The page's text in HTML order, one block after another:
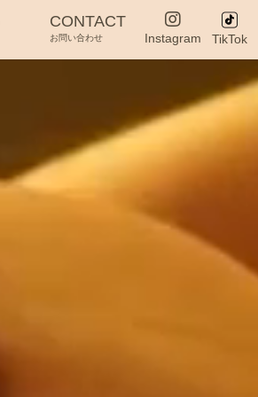
CONTACT
お問い合わせ Instagram TikTok